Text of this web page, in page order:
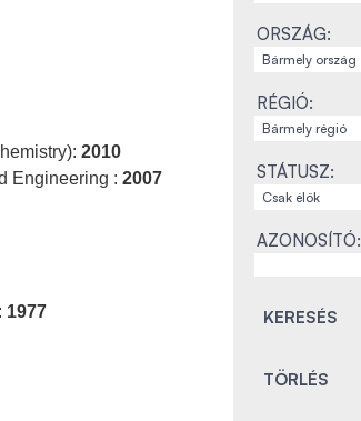
2010
Engineering : 2007
1977
ORSZÁG:
RÉGIÓ:
STÁTUSZ:
AZONOSÍTÓ: